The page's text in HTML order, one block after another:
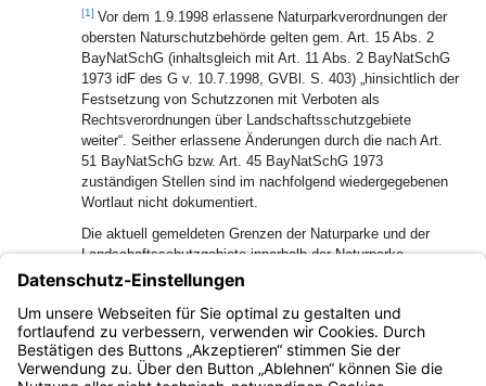
[1] Vor dem 1.9.1998 erlassene Naturparkverordnungen der
obersten Naturschutzbehörde gelten gem. Art. 15 Abs. 2
BayNatSchG (inhaltsgleich mit Art. 11 Abs. 2 BayNatSchG
1973 idF des G v. 10.7.1998, GVBl. S. 403) „hinsichtlich der
Festsetzung von Schutzzonen mit Verboten als
Rechtsverordnungen über Landschaftsschutzgebiete
weiter“. Seither erlassene Änderungen durch die nach Art.
51 BayNatSchG bzw. Art. 45 BayNatSchG 1973
zuständigen Stellen sind im nachfolgend wiedergegebenen
Wortlaut nicht dokumentiert.
Die aktuell gemeldeten Grenzen der Naturparke und der
Landschaftsschutzgebiete innerhalb der Naturparke
(ehemalige Schutzzonen) sind in der Fachdatenbank
BayernAtlas unter Beachtung der jeweiligen
Nutzungsbedingungen unter https://v.bayern.de/fQ88J für
jedermann einsehbar.